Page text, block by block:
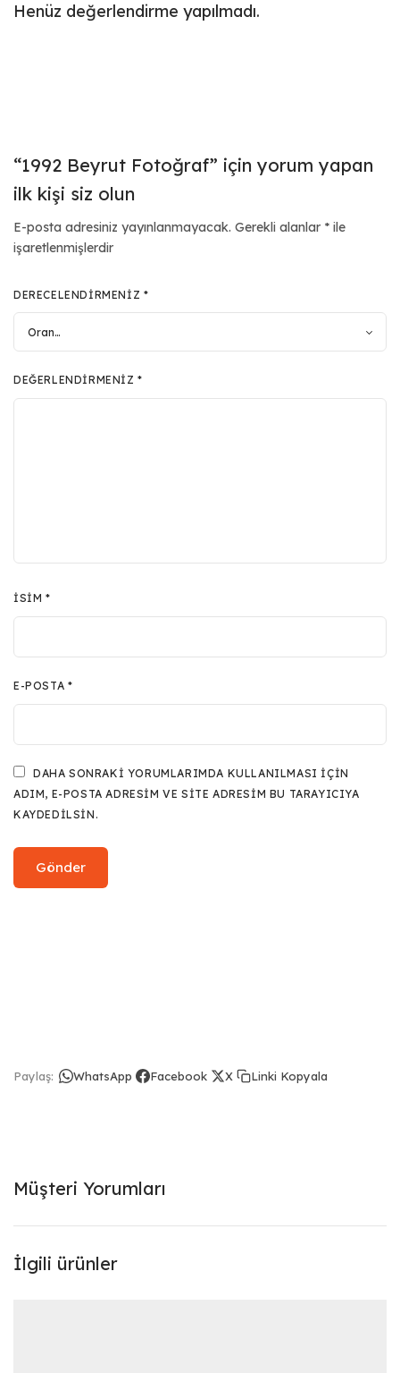
Henüz değerlendirme yapılmadı.
“1992 Beyrut Fotoğraf” için yorum yapan
ilk kişi siz olun
E-posta adresiniz yayınlanmayacak. Gerekli alanlar * ile
işaretlenmişlerdir
DERECELENDIRMENIZ *
DEĞERLENDIRMENIZ*
İSIM*
E-POSTA *
DAHA SONRAKI YORUMLARIMDA KULLANILMASI IÇIN
ADIM, E-POSTA ADRESIM VE SITE ADRESIM BU TARAYICIYA
KAYDEDILSIN.
Paylaş: WhatsApp Facebook X Linki Kopyala
Müşteri Yorumları
İlgili ürünler